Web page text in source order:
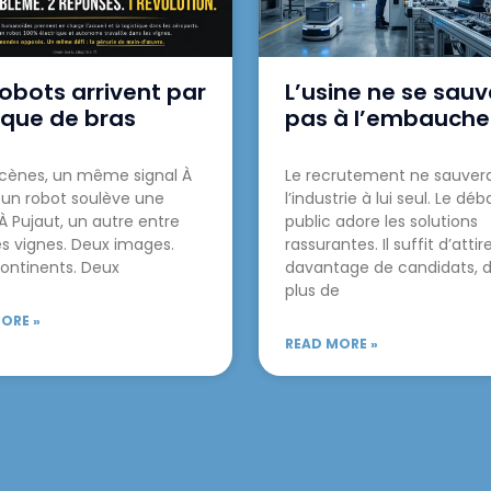
arrivent par
de bras
un même signal À
robot soulève une
Pujaut, un autre entre
vignes. Deux images.
Deux
»
L’usine ne se
pas à l’embauche
Le recrutement ne
l’industrie à lui seul. Le
public adore les solutions
rassurantes. Il suffit
davantage de candidats,
plus de
READ MORE »